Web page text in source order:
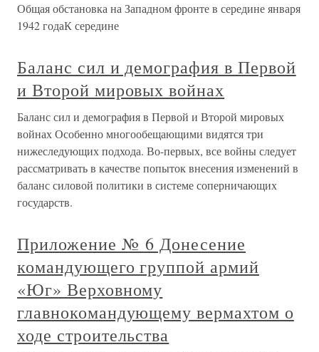
Общая обстановка на Западном фронте в середине января
1942 годаК середине
Баланс сил и демография в Первой
и Второй мировых войнах
Баланс сил и демография в Первой и Второй мировых
войнах Особенно многообещающими видятся три
нижеследующих подхода. Во-первых, все войны следует
рассматривать в качестве попыток внесения изменений в
баланс силовой политики в системе соперничающих
государств.
Приложение № 6 Донесение
командующего группой армий
«Юг» Верховному
главнокомандующему вермахтом о
ходе строительства